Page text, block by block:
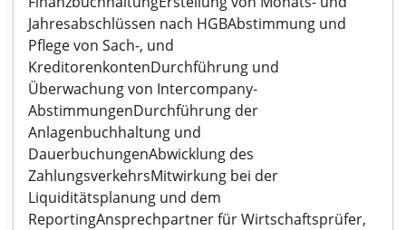
Jahresabschlüssen nach HGBAbstimmung und
Pflege von Sach-, und
KreditorenkontenDurchführung und
Überwachung von Intercompany-
AbstimmungenDurchführung der
Anlagenbuchhaltung und
DauerbuchungenAbwicklung des
ZahlungsverkehrsMitwirkung bei der
Liquiditätsplanung und dem
ReportingAnsprechpartner für Wirtschaftsprüfer,